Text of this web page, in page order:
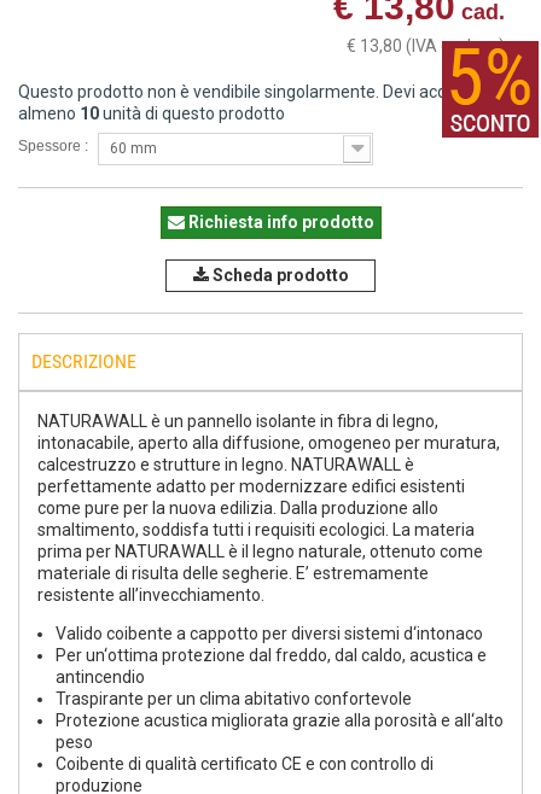
cad.
€ 13,80 (IVA esclusa)
Questo prodotto non è vendibile singolarmente. Devi acquistare
almeno 10unità di questo prodotto
Spessore : 60 mm
Richiesta info prodotto
Scheda prodotto
DESCRIZIONE
NATURAWALL è un pannello isolante in fibra di legno,
intonacabile, aperto alla diffusione, omogeneo per muratura,
calcestruzzo e strutture in legno. NATURAWALL è
perfettamente adatto per modernizzare edifici esistenti
come pure per la nuova edilizia. Dalla produzione allo
smaltimento, soddisfa tutti i requisiti ecologici. La materia
prima per NATURAWALL è il legno naturale, ottenuto come
materiale di risulta delle segherie. E’ estremamente
resistente all’invecchiamento.
Valido coibente a cappotto per diversi sistemi d‘intonaco
Per un‘ottima protezione dal freddo, dal caldo, acustica e
antincendio
Traspirante per un clima abitativo confortevole
Protezione acustica migliorata grazie alla porosità e all‘alto
peso
Coibente di qualità certificato CE e con controllo di
produzione